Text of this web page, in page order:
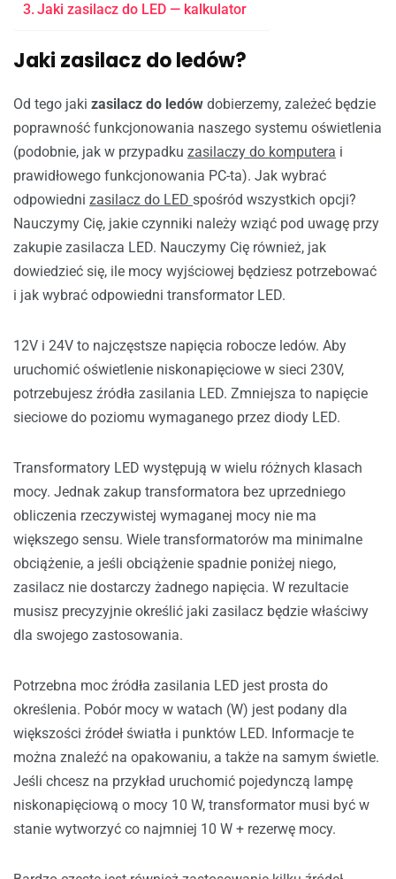
Jaki zasilacz do LED — kalkulator
Jaki zasilacz do ledów?
Od tego jaki zasilacz do ledów dobierzemy, zależeć będzie
poprawność funkcjonowania naszego systemu oświetlenia
(podobnie, jak w przypadku zasilaczy do komputera i
prawidłowego funkcjonowania PC-ta). Jak wybrać
odpowiedni zasilacz do LED spośród wszystkich opcji?
Nauczymy Cię, jakie czynniki należy wziąć pod uwagę przy
zakupie zasilacza LED. Nauczymy Cię również, jak
dowiedzieć się, ile mocy wyjściowej będziesz potrzebować
i jak wybrać odpowiedni transformator LED.
12V i 24V to najczęstsze napięcia robocze ledów. Aby
uruchomić oświetlenie niskonapięciowe w sieci 230V,
potrzebujesz źródła zasilania LED. Zmniejsza to napięcie
sieciowe do poziomu wymaganego przez diody LED.
Transformatory LED występują w wielu różnych klasach
mocy. Jednak zakup transformatora bez uprzedniego
obliczenia rzeczywistej wymaganej mocy nie ma
większego sensu. Wiele transformatorów ma minimalne
obciążenie, a jeśli obciążenie spadnie poniżej niego,
zasilacz nie dostarczy żadnego napięcia. W rezultacie
musisz precyzyjnie określić jaki zasilacz będzie właściwy
dla swojego zastosowania.
Potrzebna moc źródła zasilania LED jest prosta do
określenia. Pobór mocy w watach (W) jest podany dla
większości źródeł światła i punktów LED. Informacje te
można znaleźć na opakowaniu, a także na samym świetle.
Jeśli chcesz na przykład uruchomić pojedynczą lampę
niskonapięciową o mocy 10 W, transformator musi być w
stanie wytworzyć co najmniej 10 W + rezerwę mocy.